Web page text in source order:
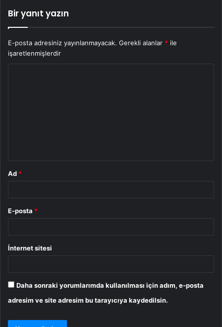
Bir yanıt yazın
E-posta adresiniz yayınlanmayacak. Gerekli alanlar * ile
işaretlenmişlerdir
Ad *
E-posta *
İnternet sitesi
Daha sonraki yorumlarımda kullanılması için adım, e-posta
adresim ve site adresim bu tarayıcıya kaydedilsin.